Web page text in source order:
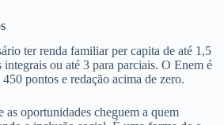
ter renda familiar per capita de até 1,5
ou até 3 para parciais. O Enem é
pontos e redação acima de zero.
as oportunidades cheguem a quem